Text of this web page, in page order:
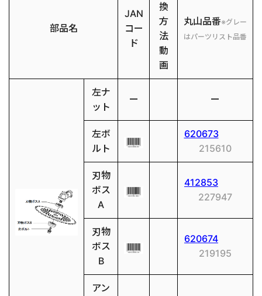
部品名
JAN
コー
ド
換
方
法
動
画
丸山品番※グレー
はパーツリスト品番
左ナ
ット
ー ー
左ボ
ルト
620673
215610
刃物
ボス
A
412853
227947
刃物
ボス
B
620674
219195
アン